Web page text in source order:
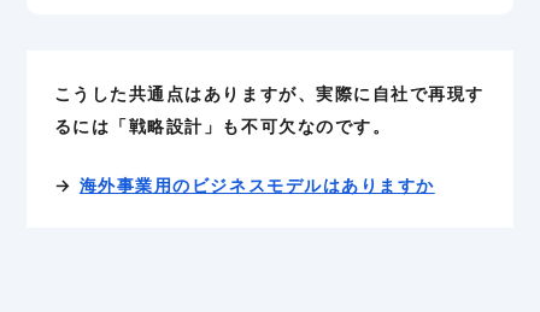
こうした共通点はありますが、実際に自社で再現す
るには「戦略設計」も不可欠なのです。
→ 海外事業用のビジネスモデルはありますか